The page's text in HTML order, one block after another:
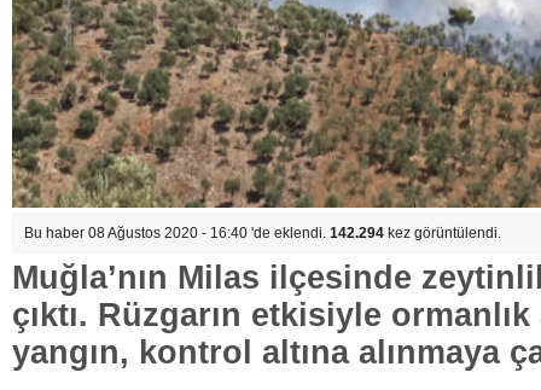
Bu haber 08 Ağustos 2020 - 16:40 'de eklendi. 142.294 kez görüntülendi.
Muğla’nın Milas ilçesinde
çıktı. Rüzgarın etkisiyle
yangın, kontrol altına alınmaya